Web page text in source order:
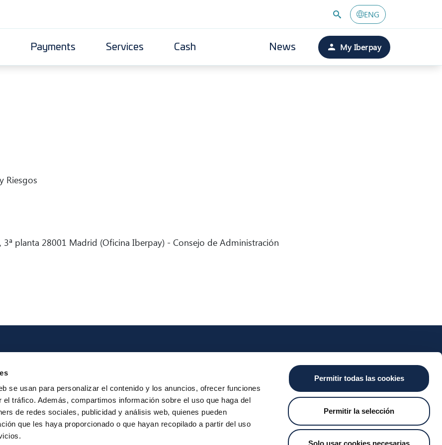
se usan para personalizar el contenido y los anuncios, ofrecer funciones
tráfico. Además, compartimos información sobre el uso que haga del
de redes sociales, publicidad y análisis web, quienes pueden
que les haya proporcionado o que hayan recopilado a partir del uso
Permitir todas las cookies
Permitir la selección
Solo usar cookies necesarias
ENG
Payments Services Cash News My Iberpay
Riesgos
planta 28001 Madrid (Oficina Iberpay) - Consejo de Administración
Annual Reports
Instant Credit Transfers
RTP
About the SDA
Services
Valitic
Payguard
Account Switching
News
Iberpay News